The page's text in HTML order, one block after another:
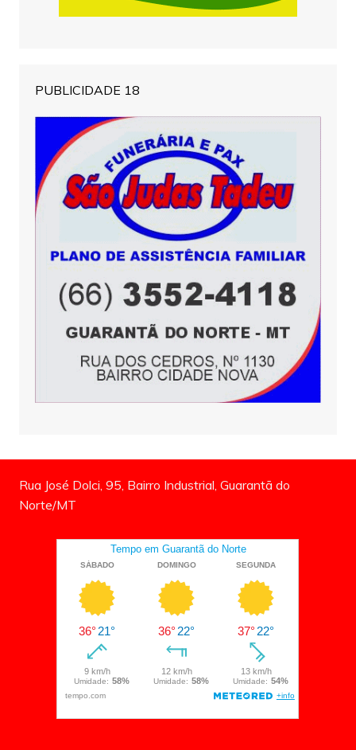
PUBLICIDADE 18
Rua José Dolci, 95, Bairro Industrial, Guarantã do
Norte/MT